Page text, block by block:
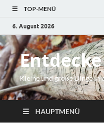
TOP-MENÜ
6. August 2026
Kleine und große Dinge in
HAUPTMENÜ